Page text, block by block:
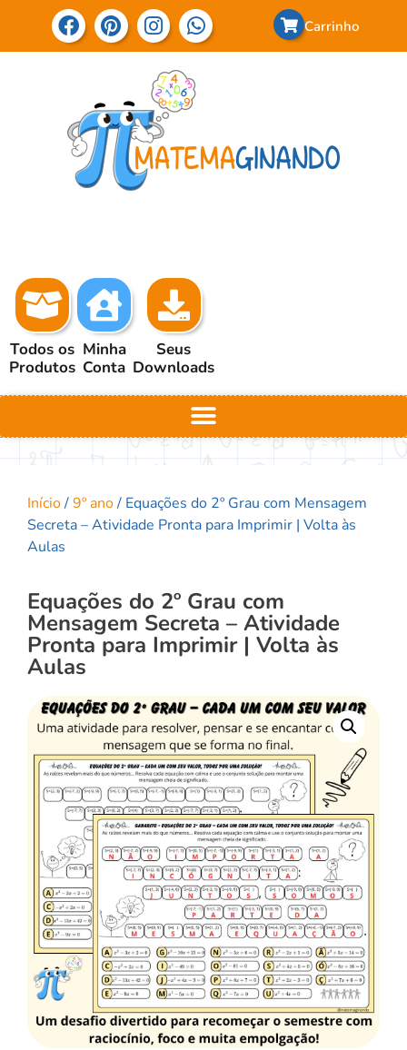
Carrinho
Todos os
Produtos
Minha
Conta
Seus
Downloads
Início/9º ano/ Equações do 2º Grau com Mensagem
Secreta – Atividade Pronta para Imprimir | Volta às
Aulas
Equações do 2º Grau com
Mensagem Secreta – Atividade
Pronta para Imprimir | Volta às
Aulas